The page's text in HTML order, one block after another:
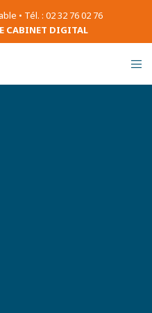
• Tél. : 02 32 76 02 76
CABINET DIGITAL